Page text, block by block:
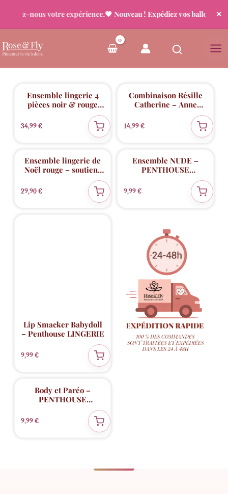
nous votre expérience.💗 Nouveau ! Expédiez vos ballons ✕
au
du
plus
ancien
💖 Coup de cœur
Ensemble lingerie 4
pièces noir & rouge
34,99 €
Combinaison Résille
Catherine – Anne
14,99 €
💖 Coup de cœur
Ensemble lingerie de
Noël rouge – soutien-
gorge croisé et culotte
29,90 €
Nouveauté
💖 Coup de cœur
Ensemble NUDE –
PENTHOUSE
9,99 €
Lip Smacker Babydoll
– Penthouse LINGERIE
9,99 €
✨Nouveauté
Body et Paréo –
PENTHOUSE
9,99 €